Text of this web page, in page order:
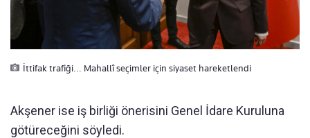
İttifak trafiği... Mahallî seçimler için siyaset hareketlendi
Akşener ise iş birliği önerisini Genel İdare Kuruluna
götüreceğini söyledi.